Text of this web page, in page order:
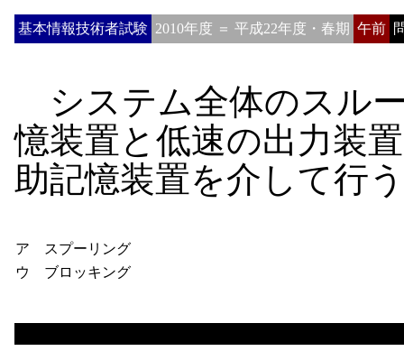
基本情報技術者試験 2010年度 ＝ 平成22年度・春期 午前
システム全体のスル
憶装置と低速の出力装
助記憶装置を介して行
ア スプーリング
ウ ブロッキング